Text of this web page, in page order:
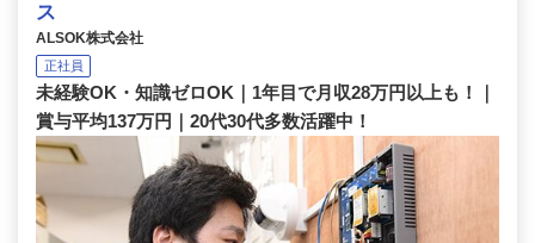
ス
ALSOK株式会社
正社員
未経験OK・知識ゼロOK｜1年目で月収28万円以上も！｜
賞与平均137万円｜20代30代多数活躍中！